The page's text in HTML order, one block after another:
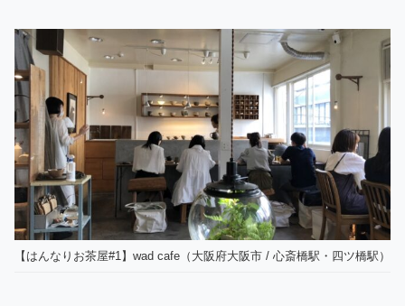
【はんなりお茶屋#1】wad cafe（大阪府大阪市 / 心斎橋駅・四ツ橋駅）